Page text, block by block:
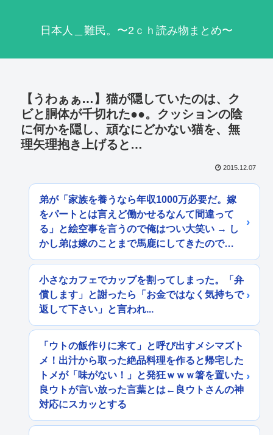
日本人＿難民。〜2ｃｈ読み物まとめ〜
【うわぁぁ…】猫が隠していたのは、ク
ビと胴体が千切れた●●。クッションの陰
に何かを隠し、頑なにどかない猫を、無
理矢理抱き上げると…
2015.12.07
弟が「家族を養うなら年収1000万必要だ。嫁
をパートとは言えど働かせるなんて間違って
る」と絵空事を言うので俺はつい大笑い → し
かし弟は嫁のことまで馬鹿にしてきたので…
小さなカフェでカップを割ってしまった。「弁
償します」と謝ったら「お金ではなく気持ちで
返して下さい」と言われ...
「ウトの飯作りに来て」と呼び出すメシマズト
メ！出汁から取った絶品料理を作ると帰宅した
トメが「味がない！」と発狂ｗｗｗ箸を置いた
良ウトが言い放った言葉とは←良ウトさんの神
対応にスカッとする